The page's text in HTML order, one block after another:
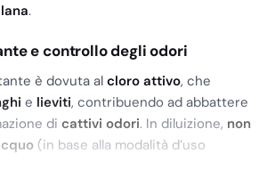
.
e controllo degli odori
è dovuta al cloro attivo, che
e lieviti, contribuendo ad abbattere
di cattivi odori. In diluizione, non
(in base alla modalità d’uso